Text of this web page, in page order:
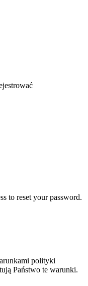
to reset your password.
polityki
Państwo te warunki.